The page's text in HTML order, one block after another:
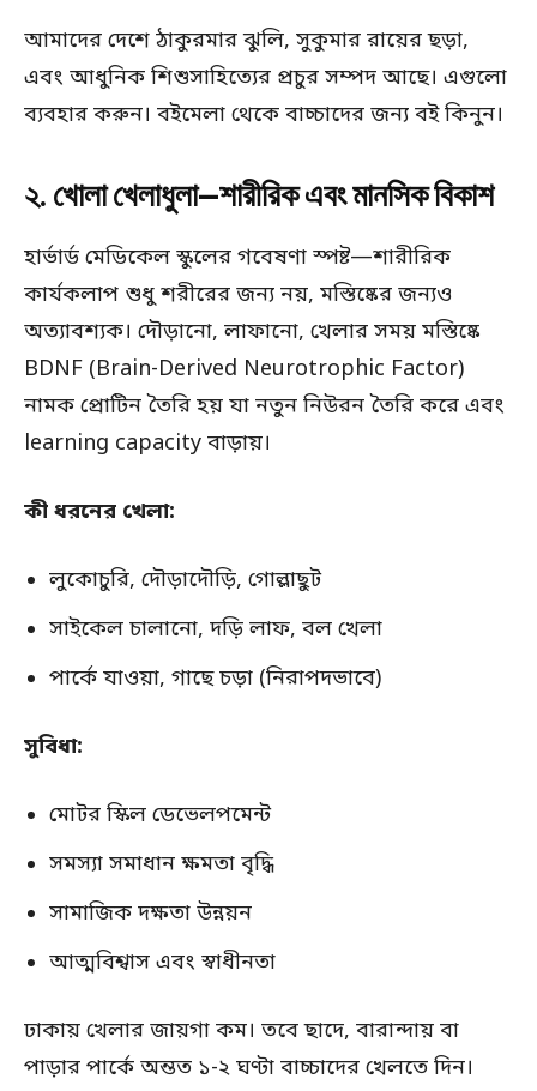
আমাদের দেশে ঠাকুরমার ঝুলি, সুকুমার রায়ের ছড়া,
এবং আধুনিক শিশুসাহিত্যের প্রচুর সম্পদ আছে। এগুলো
ব্যবহার করুন। বইমেলা থেকে বাচ্চাদের জন্য বই কিনুন।
২. খোলা খেলাধুলা—শারীরিক এবং মানসিক বিকাশ
হার্ভার্ড মেডিকেল স্কুলের গবেষণা স্পষ্ট—শারীরিক
কার্যকলাপ শুধু শরীরের জন্য নয়, মস্তিষ্কের জন্যও
অত্যাবশ্যক। দৌড়ানো, লাফানো, খেলার সময় মস্তিষ্কে
BDNF (Brain-Derived Neurotrophic Factor)
নামক প্রোটিন তৈরি হয় যা নতুন নিউরন তৈরি করে এবং
learning capacity বাড়ায়।
কী ধরনের খেলা:
লুকোচুরি, দৌড়াদৌড়ি, গোল্লাছুট
সাইকেল চালানো, দড়ি লাফ, বল খেলা
পার্কে যাওয়া, গাছে চড়া (নিরাপদভাবে)
সুবিধা:
মোটর স্কিল ডেভেলপমেন্ট
সমস্যা সমাধান ক্ষমতা বৃদ্ধি
সামাজিক দক্ষতা উন্নয়ন
আত্মবিশ্বাস এবং স্বাধীনতা
ঢাকায় খেলার জায়গা কম। তবে ছাদে, বারান্দায় বা
পাড়ার পার্কে অন্তত ১-২ ঘণ্টা বাচ্চাদের খেলতে দিন।